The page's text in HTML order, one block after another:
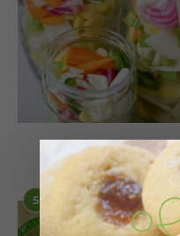
מהירים
5